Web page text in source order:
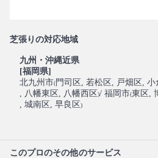
芝張りの対応地域
九州・沖縄近県
[福岡県]
北九州市(門司区 , 若松区 , 戸畑区 , 小
, 八幡東区 , 八幡西区)/ 福岡市(東区 ,
, 城南区 , 早良区)
このプロのその他のサービス